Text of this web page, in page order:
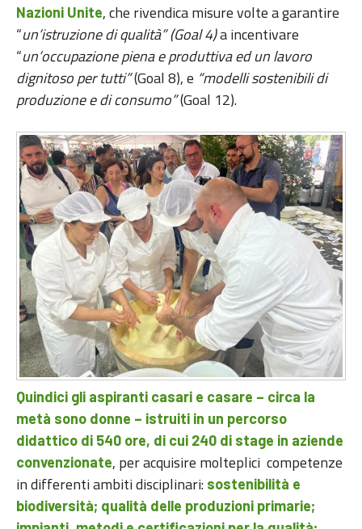
Nazioni Unite, che rivendica misure volte a garantire
“un’istruzione di qualità” (Goal 4)a incentivare
“un’occupazione piena e produttiva ed un lavoro
dignitoso per tutti”(Goal 8), e “modelli sostenibili di
produzione e di consumo”(Goal 12).
Quindici gli aspiranti casari e casare – circa la
metà sono donne – istruiti in un percorso
didattico di 540 ore, di cui 240 di stage in aziende
convenzionate, per acquisire molteplici competenze
in differenti ambiti disciplinari: sostenibilità e
biodiversità; qualità delle produzioni primarie;